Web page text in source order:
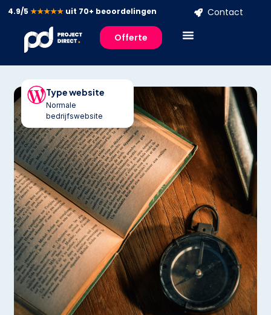
4.9/5 ★★★★★ uit 70+ beoordelingen Contact
Offerte
Type website
Normale
bedrijfswebsite